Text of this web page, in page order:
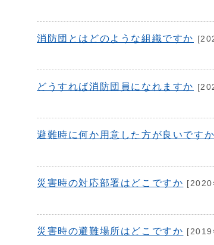
消防団とはどのような組織ですか
どうすれば消防団員になれますか
避難時に何か用意した方が良いですか
災害時の対応部署はどこですか [2020
災害時の避難場所はどこですか [2019